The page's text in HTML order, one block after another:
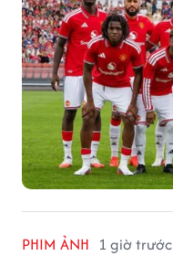
PHIM ẢNH 1 giờ trước